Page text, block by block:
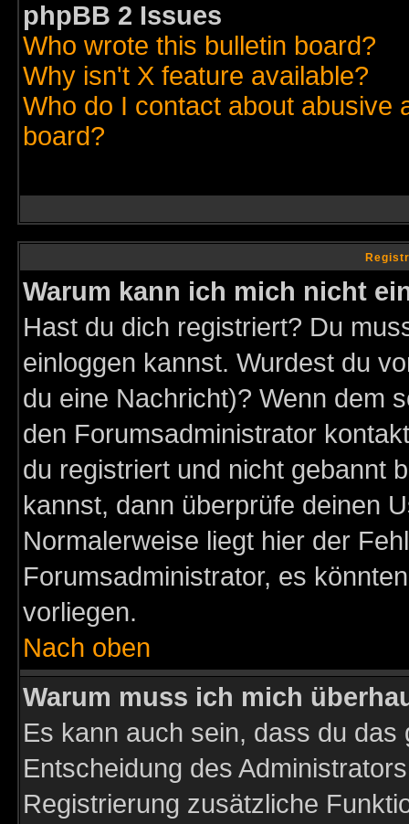
phpBB 2 Issues
Who wrote this bulletin board?
Why isn't X feature available?
Who do I contact about abusive
board?
Warum kann ich mich nicht
Hast du dich registriert? Du
einloggen kannst. Wurdest du
du eine Nachricht)? Wenn dem
den Forumsadministrator
du registriert und nicht gebannt
kannst, dann überprüfe deinen
Normalerweise liegt hier der
Forumsadministrator, es
vorliegen.
Nach oben
Warum muss ich mich
Es kann auch sein, dass du
Entscheidung des
Registrierung zusätzliche